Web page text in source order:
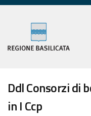
Ddl Consorzi di
in I Ccp